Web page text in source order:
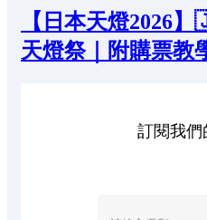
【日本天燈2026
天燈祭｜附購票教
訂閱我們